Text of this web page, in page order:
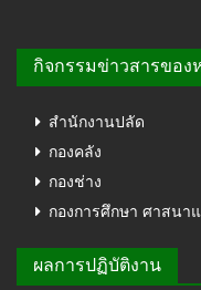
กิจกรรมข่าวสารของ
สำนักงานปลัด
กองคลัง
กองช่าง
กองการศึกษา ศาสนา
ผลการปฏิบัติงาน